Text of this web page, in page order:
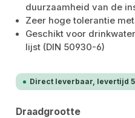
duurzaamheid van de
Zeer hoge tolerantie
Geschikt voor
lijst (DIN 50930-6)
Direct leverbaar, levertijd
Selecteer
Draadgrootte